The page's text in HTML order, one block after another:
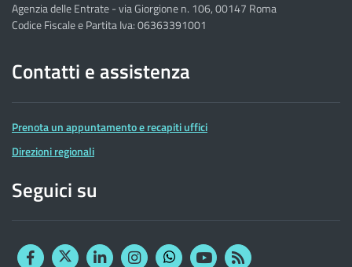
Agenzia delle Entrate - via Giorgione n. 106, 00147 Roma
Codice Fiscale e Partita Iva: 06363391001
Contatti e assistenza
Prenota un appuntamento e recapiti uffici
Direzioni regionali
Seguici su
FacebookTwitterLinkedinInstagram YouTubeRSS